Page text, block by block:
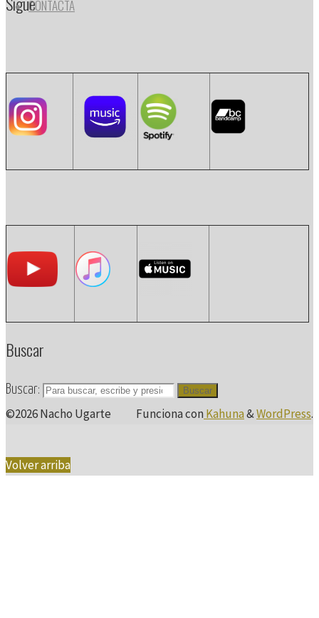
CONTACTA
Buscar
Buscar: Buscar
Funciona con Kahuna&WordPress.
©2026 Nacho Ugarte
Volver arriba